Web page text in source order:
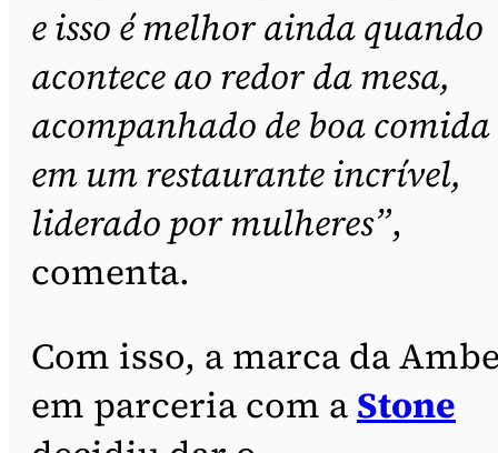
e isso é melhor ainda quando
acontece ao redor da mesa,
acompanhado de boa comida
em um restaurante incrível,
liderado por mulheres”,
comenta.
Com isso, a marca da
em parceria com a Stone